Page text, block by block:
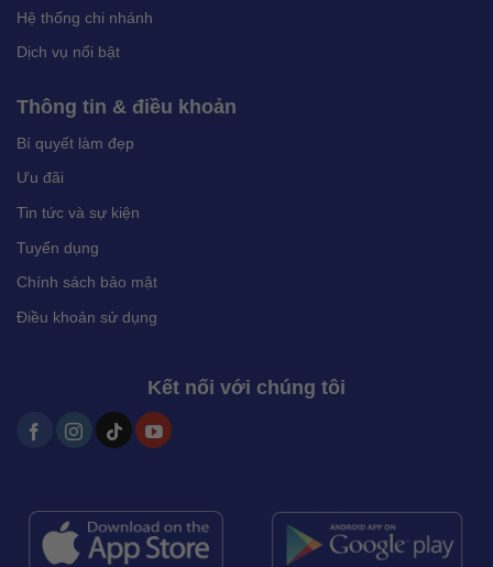
Hệ thống chi nhánh
Dịch vụ nổi bật
Thông tin & điều khoản
Bí quyết làm đẹp
Ưu đãi
Tin tức và sự kiện
Tuyển dụng
Chính sách bảo mật
Điều khoản sử dụng
Kết nối với chúng tôi